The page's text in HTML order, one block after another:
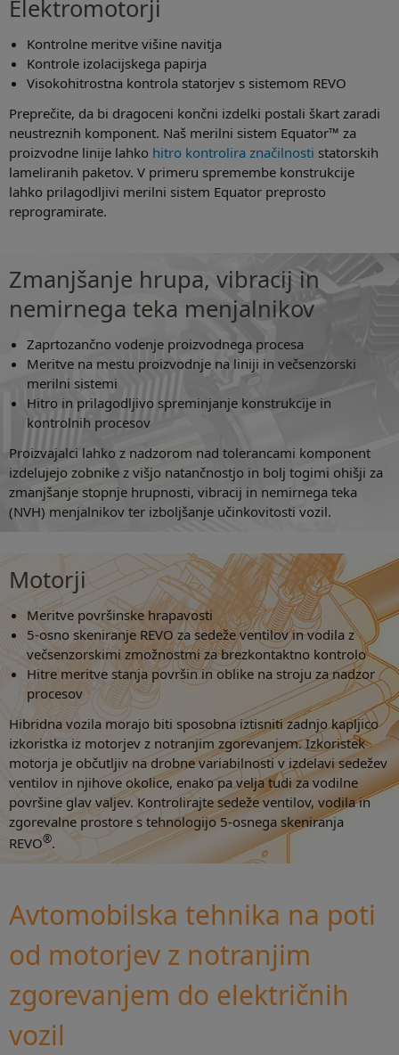
Elektromotorji
Kontrolne meritve višine navitja
Kontrole izolacijskega papirja
Visokohitrostna kontrola statorjev s sistemom REVO
Preprečite, da bi dragoceni končni izdelki postali škart zaradi
neustreznih komponent. Naš merilni sistem Equator™ za
proizvodne linije lahko hitro kontrolira značilnosti statorskih
lameliranih paketov. V primeru spremembe konstrukcije
lahko prilagodljivi merilni sistem Equator preprosto
reprogramirate.
Zmanjšanje hrupa, vibracij in
nemirnega teka menjalnikov
Zaprtozančno vodenje proizvodnega procesa
Meritve na mestu proizvodnje na liniji in večsenzorski
merilni sistemi
Hitro in prilagodljivo spreminjanje konstrukcije in
kontrolnih procesov
Proizvajalci lahko z nadzorom nad tolerancami komponent
izdelujejo zobnike z višjo natančnostjo in bolj togimi ohišji za
zmanjšanje stopnje hrupnosti, vibracij in nemirnega teka
(NVH) menjalnikov ter izboljšanje učinkovitosti vozil.
Motorji
Meritve površinske hrapavosti
5-osno skeniranje REVO za sedeže ventilov in vodila z
večsenzorskimi zmožnostmi za brezkontaktno kontrolo
Hitre meritve stanja površin in oblike na stroju za nadzor
procesov
Hibridna vozila morajo biti sposobna iztisniti zadnjo kapljico
izkoristka iz motorjev z notranjim zgorevanjem. Izkoristek
motorja je občutljiv na drobne variabilnosti v izdelavi sedežev
ventilov in njihove okolice, enako pa velja tudi za vodilne
površine glav valjev. Kontrolirajte sedeže ventilov, vodila in
zgorevalne prostore s tehnologijo 5-osnega skeniranja
REVO®.
Avtomobilska tehnika na poti
od motorjev z notranjim
zgorevanjem do električnih
vozil